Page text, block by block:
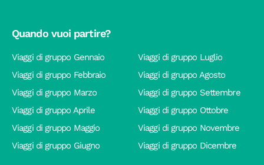
Quando vuoi partire?
Viaggi di gruppo Gennaio
Viaggi di gruppo Febbraio
Viaggi di gruppo Marzo
Viaggi di gruppo Aprile
Viaggi di gruppo Maggio
Viaggi di gruppo Giugno
Viaggi di gruppo Luglio
Viaggi di gruppo Agosto
Viaggi di gruppo Settembre
Viaggi di gruppo Ottobre
Viaggi di gruppo Novembre
Viaggi di gruppo Dicembre